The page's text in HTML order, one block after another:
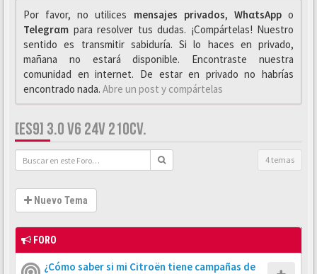
Por favor, no utilices mensajes privados, WhαtsAppo
Telegrαm para resolver tus dudas. ¡Compártelas! Nuestro
sentido es transmitir sabiduría. Si lo haces en privado,
mañana no estará disponible. Encontraste nuestra
comunidad en internet. De estar en privado no habrías
encontrado nada. Abre un post y compártelas
[ES9] 3.0 V6 24V 210CV.
4 temas
Nuevo Tema
FORO
¿Cómo saber si mi Citroën tiene campañas de